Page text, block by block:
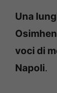
Una
voci di
Napoli.